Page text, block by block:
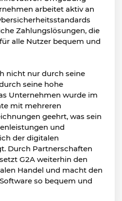
arbeitet aktiv an
Zahlungslösungen, die
alle Nutzer bequem und
nicht nur durch seine
seine hohe
Unternehmen wurde im
mit mehreren
geehrt, was sein
und
der digitalen
Durch Partnerschaften
G2A weiterhin den
Handel und macht den
so bequem und